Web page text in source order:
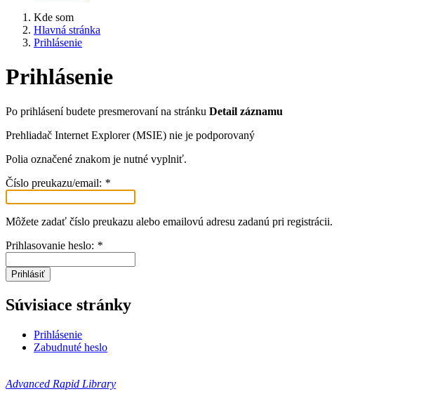
Kde som
Hlavná stránka
Prihlásenie
Prihlásenie
Po prihlásení budete presmerovaní na stránku Detail záznamu
Prehliadač Internet Explorer (MSIE) nie je podporovaný
Polia označené znakom je nutné vyplniť.
Číslo preukazu/email: *
Môžete zadať číslo preukazu alebo emailovú adresu zadanú pri registrácii.
Prihlasovanie heslo: *
Prihlásiť
Súvisiace stránky
Prihlásenie
Zabudnuté heslo
Advanced Rapid Library